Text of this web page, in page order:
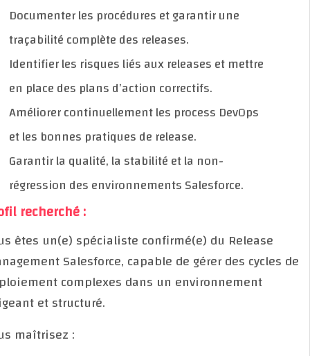
Documenter les procédures et garantir une
traçabilité complète des releases.
Identifier les risques liés aux releases et mettre
en place des plans d’action correctifs.
Améliorer continuellement les process DevOps
et les bonnes pratiques de release.
Garantir la qualité, la stabilité et la non-
régression des environnements Salesforce.
Profil recherché :
Vous êtes un(e) spécialiste confirmé(e) du Release
Management Salesforce, capable de gérer des
déploiement complexes dans un environnement
exigeant et structuré.
Vous maîtrisez :